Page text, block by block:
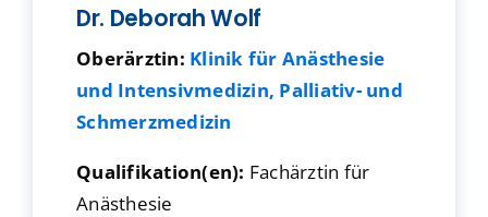
Kontakt
Karriere
Dr. Deborah Wolf
Oberärztin: Klinik für Anästhesie
und Intensivmedizin, Palliativ- und
Schmerzmedizin
Qualifikation(en): Fachärztin für
Anästhesie